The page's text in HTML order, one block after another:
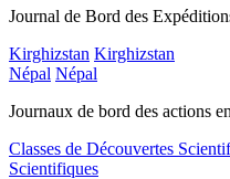
Journal de Bord des
Kirghizstan Kirghizstan
Népal Népal
Journaux de bord des actions
Classes de Découvertes
Scientifiques